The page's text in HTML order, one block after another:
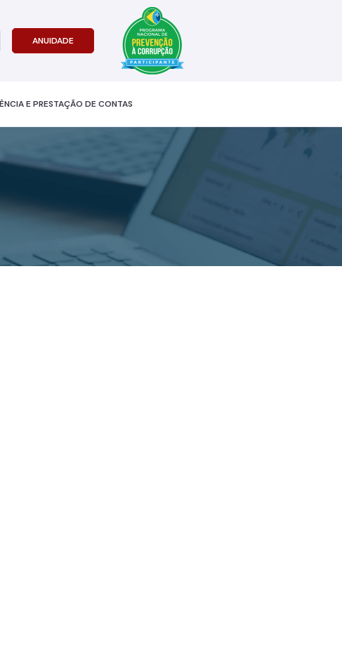
ANUIDADE
E PRESTAÇÃO DE CONTAS